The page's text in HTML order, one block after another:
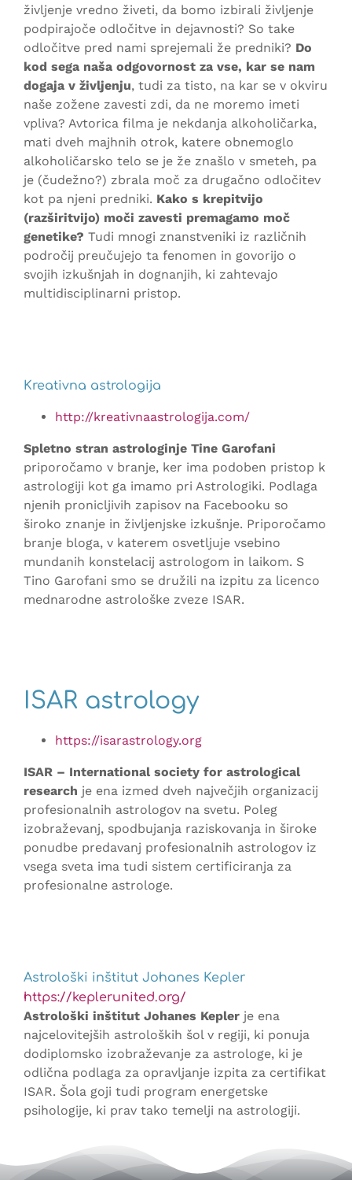
življenje vredno živeti, da bomo izbirali življenje
podpirajoče odločitve in dejavnosti? So take
odločitve pred nami sprejemali že predniki? Do
kod sega naša odgovornost za vse, kar se nam
dogaja v življenju, tudi za tisto, na kar se v okviru
naše zožene zavesti zdi, da ne moremo imeti
vpliva? Avtorica filma je nekdanja alkoholičarka,
mati dveh majhnih otrok, katere obnemoglo
alkoholičarsko telo se je že znašlo v smeteh, pa
je (čudežno?) zbrala moč za drugačno odločitev
kot pa njeni predniki. Kako s krepitvijo
(razširitvijo) moči zavesti premagamo moč
genetike? Tudi mnogi znanstveniki iz različnih
področij preučujejo ta fenomen in govorijo o
svojih izkušnjah in dognanjih, ki zahtevajo
multidisciplinarni pristop.
Kreativna astrologija
http://kreativnaastrologija.com/
Spletno stran astrologinje Tine Garofani
priporočamo v branje, ker ima podoben pristop k
astrologiji kot ga imamo pri Astrologiki. Podlaga
njenih pronicljivih zapisov na Facebooku so
široko znanje in življenjske izkušnje. Priporočamo
branje bloga, v katerem osvetljuje vsebino
mundanih konstelacij astrologom in laikom. S
Tino Garofani smo se družili na izpitu za licenco
mednarodne astrološke zveze ISAR.
ISAR astrology
https://isarastrology.org
ISAR – International society for astrological
research je ena izmed dveh največjih organizacij
profesionalnih astrologov na svetu. Poleg
izobraževanj, spodbujanja raziskovanja in široke
ponudbe predavanj profesionalnih astrologov iz
vsega sveta ima tudi sistem certificiranja za
profesionalne astrologe.
Astrološki inštitut Johanes Kepler
https://keplerunited.org/
Astrološki inštitut Johanes Kepler je ena
najcelovitejših astroloških šol v regiji, ki ponuja
dodiplomsko izobraževanje za astrologe, ki je
odlična podlaga za opravljanje izpita za certifikat
ISAR. Šola goji tudi program energetske
psihologije, ki prav tako temelji na astrologiji.